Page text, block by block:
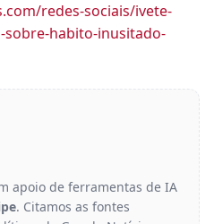
redes-sociais/ivete-
sobre-habito-inusitado-
apoio de ferramentas de IA
. Citamos as fontes